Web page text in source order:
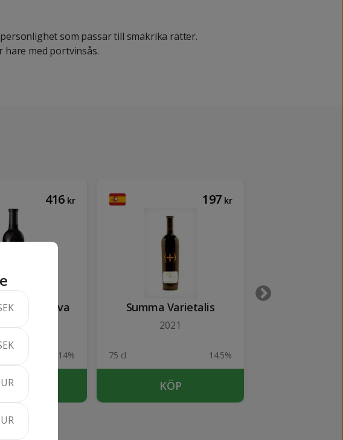
som passar till smakrika rätter.
hare med portvinsås.
416 kr
Reserva
2019
14%
KÖP
197 kr
Summa Varietalis
2021
75 cl 14.5%
KÖP